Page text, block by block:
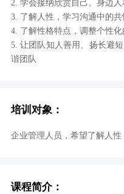
2. 学会接纳欣赏自己、身边
3. 了解人性，学习沟通中的共
4. 了解性格特点，调整个性
5. 让团队知人善用、扬长避
谐团队
培训对象：
企业管理人员，希望了解人
课程简介：